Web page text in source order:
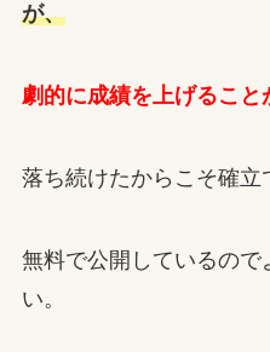
が、
劇的に成績を上げること
落ち続けたからこそ確立
無料で公開しているので
い。